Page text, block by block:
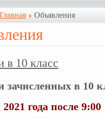
Главная Объявления
в 10 класс
зачисленных в 10
года после 9:00